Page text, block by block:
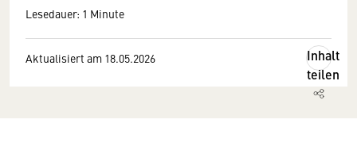
Lesedauer: 1 Minute
Aktualisiert am 18.05.2026
Inhalt
teilen